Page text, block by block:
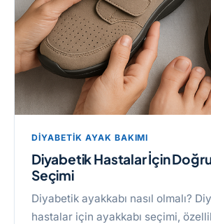
DIYABETIK AYAK BAKIMI
Diyabetik Hastalar İçin
Seçimi
Diyabetik ayakkabı nasıl olmalı?
hastalar için ayakkabı seçimi,